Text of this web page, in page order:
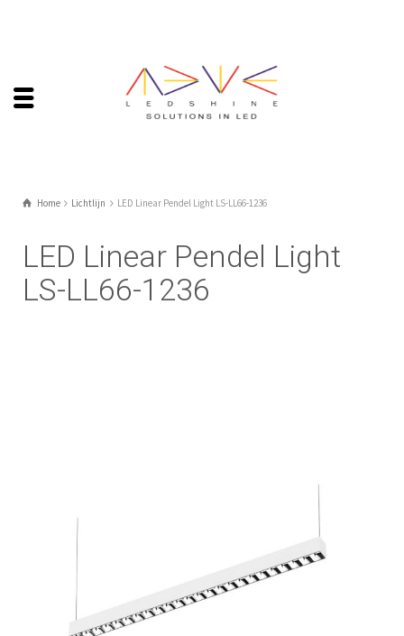
Home Lichtlijn LED Linear Pendel Light LS-LL66-1236
LED Linear Pendel Light
LS-LL66-1236